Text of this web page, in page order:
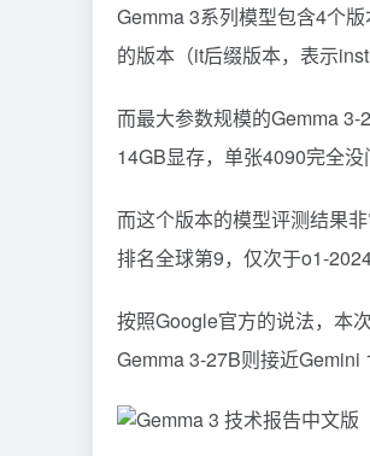
Gemma 3系列模型包含4个
的版本（it后缀版本，表示
而最大参数规模的Gemma
14GB显存，单张4090完全没
而这个版本的模型评测结果
排名全球第9，仅次于o1-
按照Google官方的说法，本
Gemma 3-27B则接近Gemini